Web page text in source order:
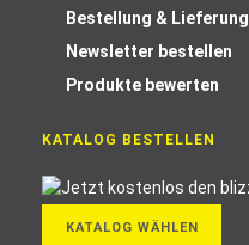
Bestellung & Lieferung
Newsletter bestellen
Produkte bewerten
KATALOG BESTELLEN
KATALOG WÄHLEN